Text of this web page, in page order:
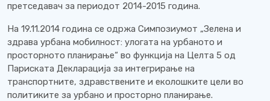
претседавач за периодот 2014-2015 година.
На 19.11.2014 година се одржа Симпозиумот „Зелена и
здрава урбана мобилност: улогата на урбаното и
просторното планирање“ во функција на Целта 5 од
Париската Декларација за интегрирање на
транспортните, здравствените и еколошките цели во
политиките за урбано и просторно планирање.